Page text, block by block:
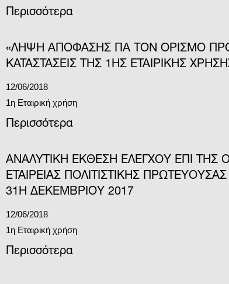
Περισσότερα
«ΛΗΨΗ ΑΠΟΦΑΣΗΣ ΓΙΑ ΤΟΝ ΟΡΙΣΜΟ
ΚΑΤΑΣΤΑΣΕΙΣ ΤΗΣ 1ΗΣ ΕΤΑΙΡΙΚΗΣ
12/06/2018
1η Εταιρική χρήση
Περισσότερα
ΑΝΑΛΥΤΙΚΗ ΕΚΘΕΣΗ ΕΛΕΓΧΟΥ ΕΠΙ ΤΗΣ
ΕΤΑΙΡΕΙΑΣ ΠΟΛΙΤΙΣΤΙΚΗΣ
31Η ΔΕΚΕΜΒΡΙΟΥ 2017
12/06/2018
1η Εταιρική χρήση
Περισσότερα